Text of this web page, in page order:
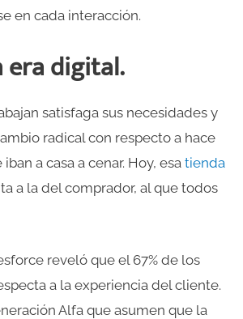
en cada interacción.
era digital.
satisfaga sus necesidades y
radical con respecto a hace
a casa a cenar. Hoy, esa tienda
a la del comprador, al que todos
reveló que el 67% de los
a la experiencia del cliente.
Alfa que asumen que la